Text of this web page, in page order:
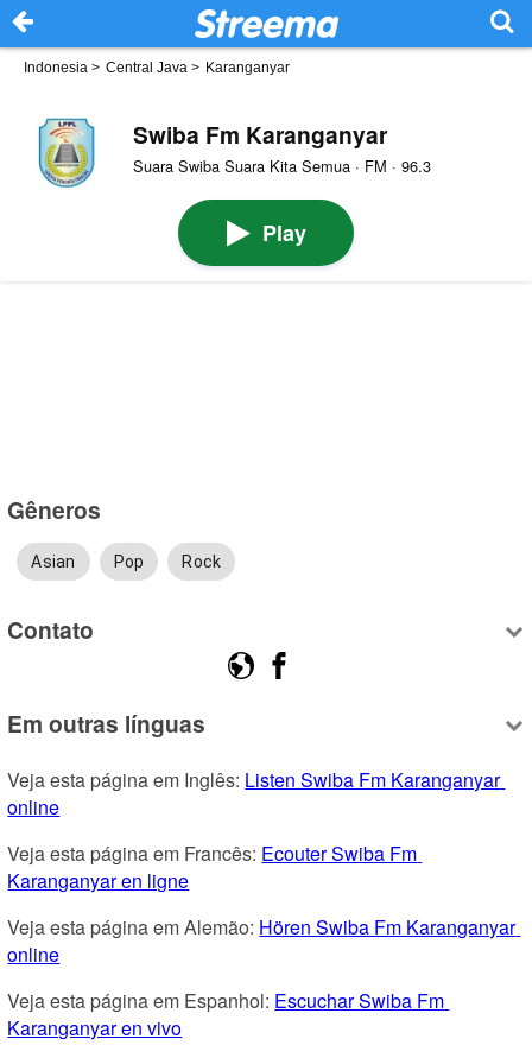
Indonesia > Central Java > Karanganyar
Swiba Fm Karanganyar
Suara Swiba Suara Kita Semua · FM · 96.3
Play
Gêneros
Asian Pop Rock
Contato
Em outras línguas
Veja esta página em Inglês: Listen Swiba Fm Karanganyar
online
Veja esta página em Francês: Ecouter Swiba Fm
Karanganyar en ligne
Veja esta página em Alemão: Hören Swiba Fm Karanganyar
online
Veja esta página em Espanhol: Escuchar Swiba Fm
Karanganyar en vivo